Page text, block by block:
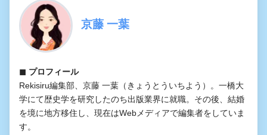
京藤 一葉
◼︎ プロフィール
Rekisiru編集部、京藤 一葉（きょうとういちよう）。一橋大
学にて歴史学を研究したのち出版業界に就職。その後、結婚
を境に地方移住し、現在はWebメディアで編集者をしていま
す。